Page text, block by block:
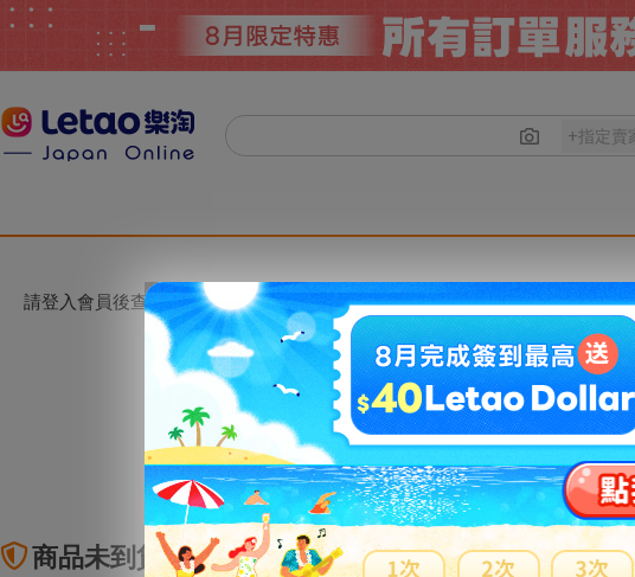
請登入會員後查看。
商品未到貨全額理賠 賣家寄錯